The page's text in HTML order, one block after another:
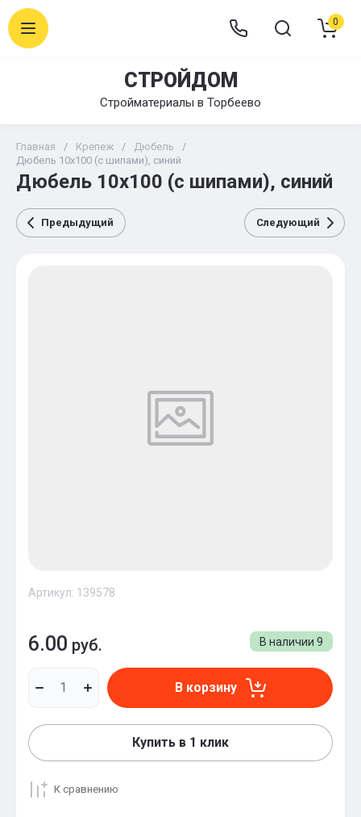
СТРОЙДОМ
Стройматериалы в Торбеево
0
Главная / Крепеж / Дюбель
/
Дюбель 10х100 (с шипами), синий
Дюбель 10х100 (с шипами), синий
Предыдущий Следующий
Артикул: 139578
В наличии 9
6.00 руб.
В корзину
Купить в 1 клик
К сравнению